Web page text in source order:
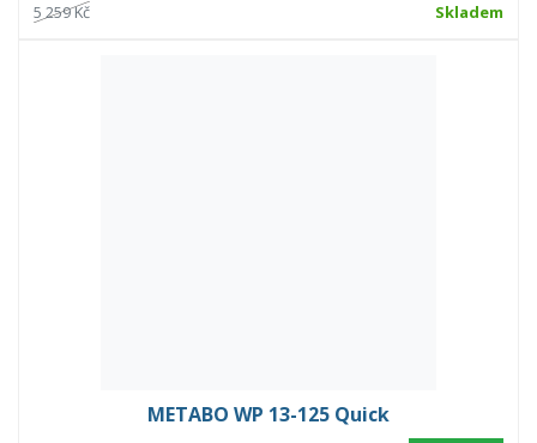
5 259 Kč Skladem
METABO WP 13-125 Quick